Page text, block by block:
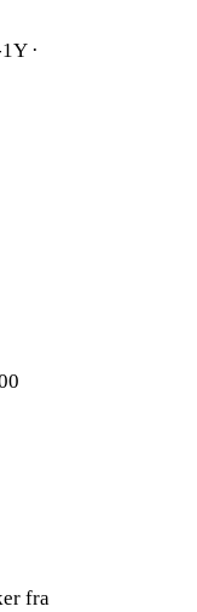
·
fra